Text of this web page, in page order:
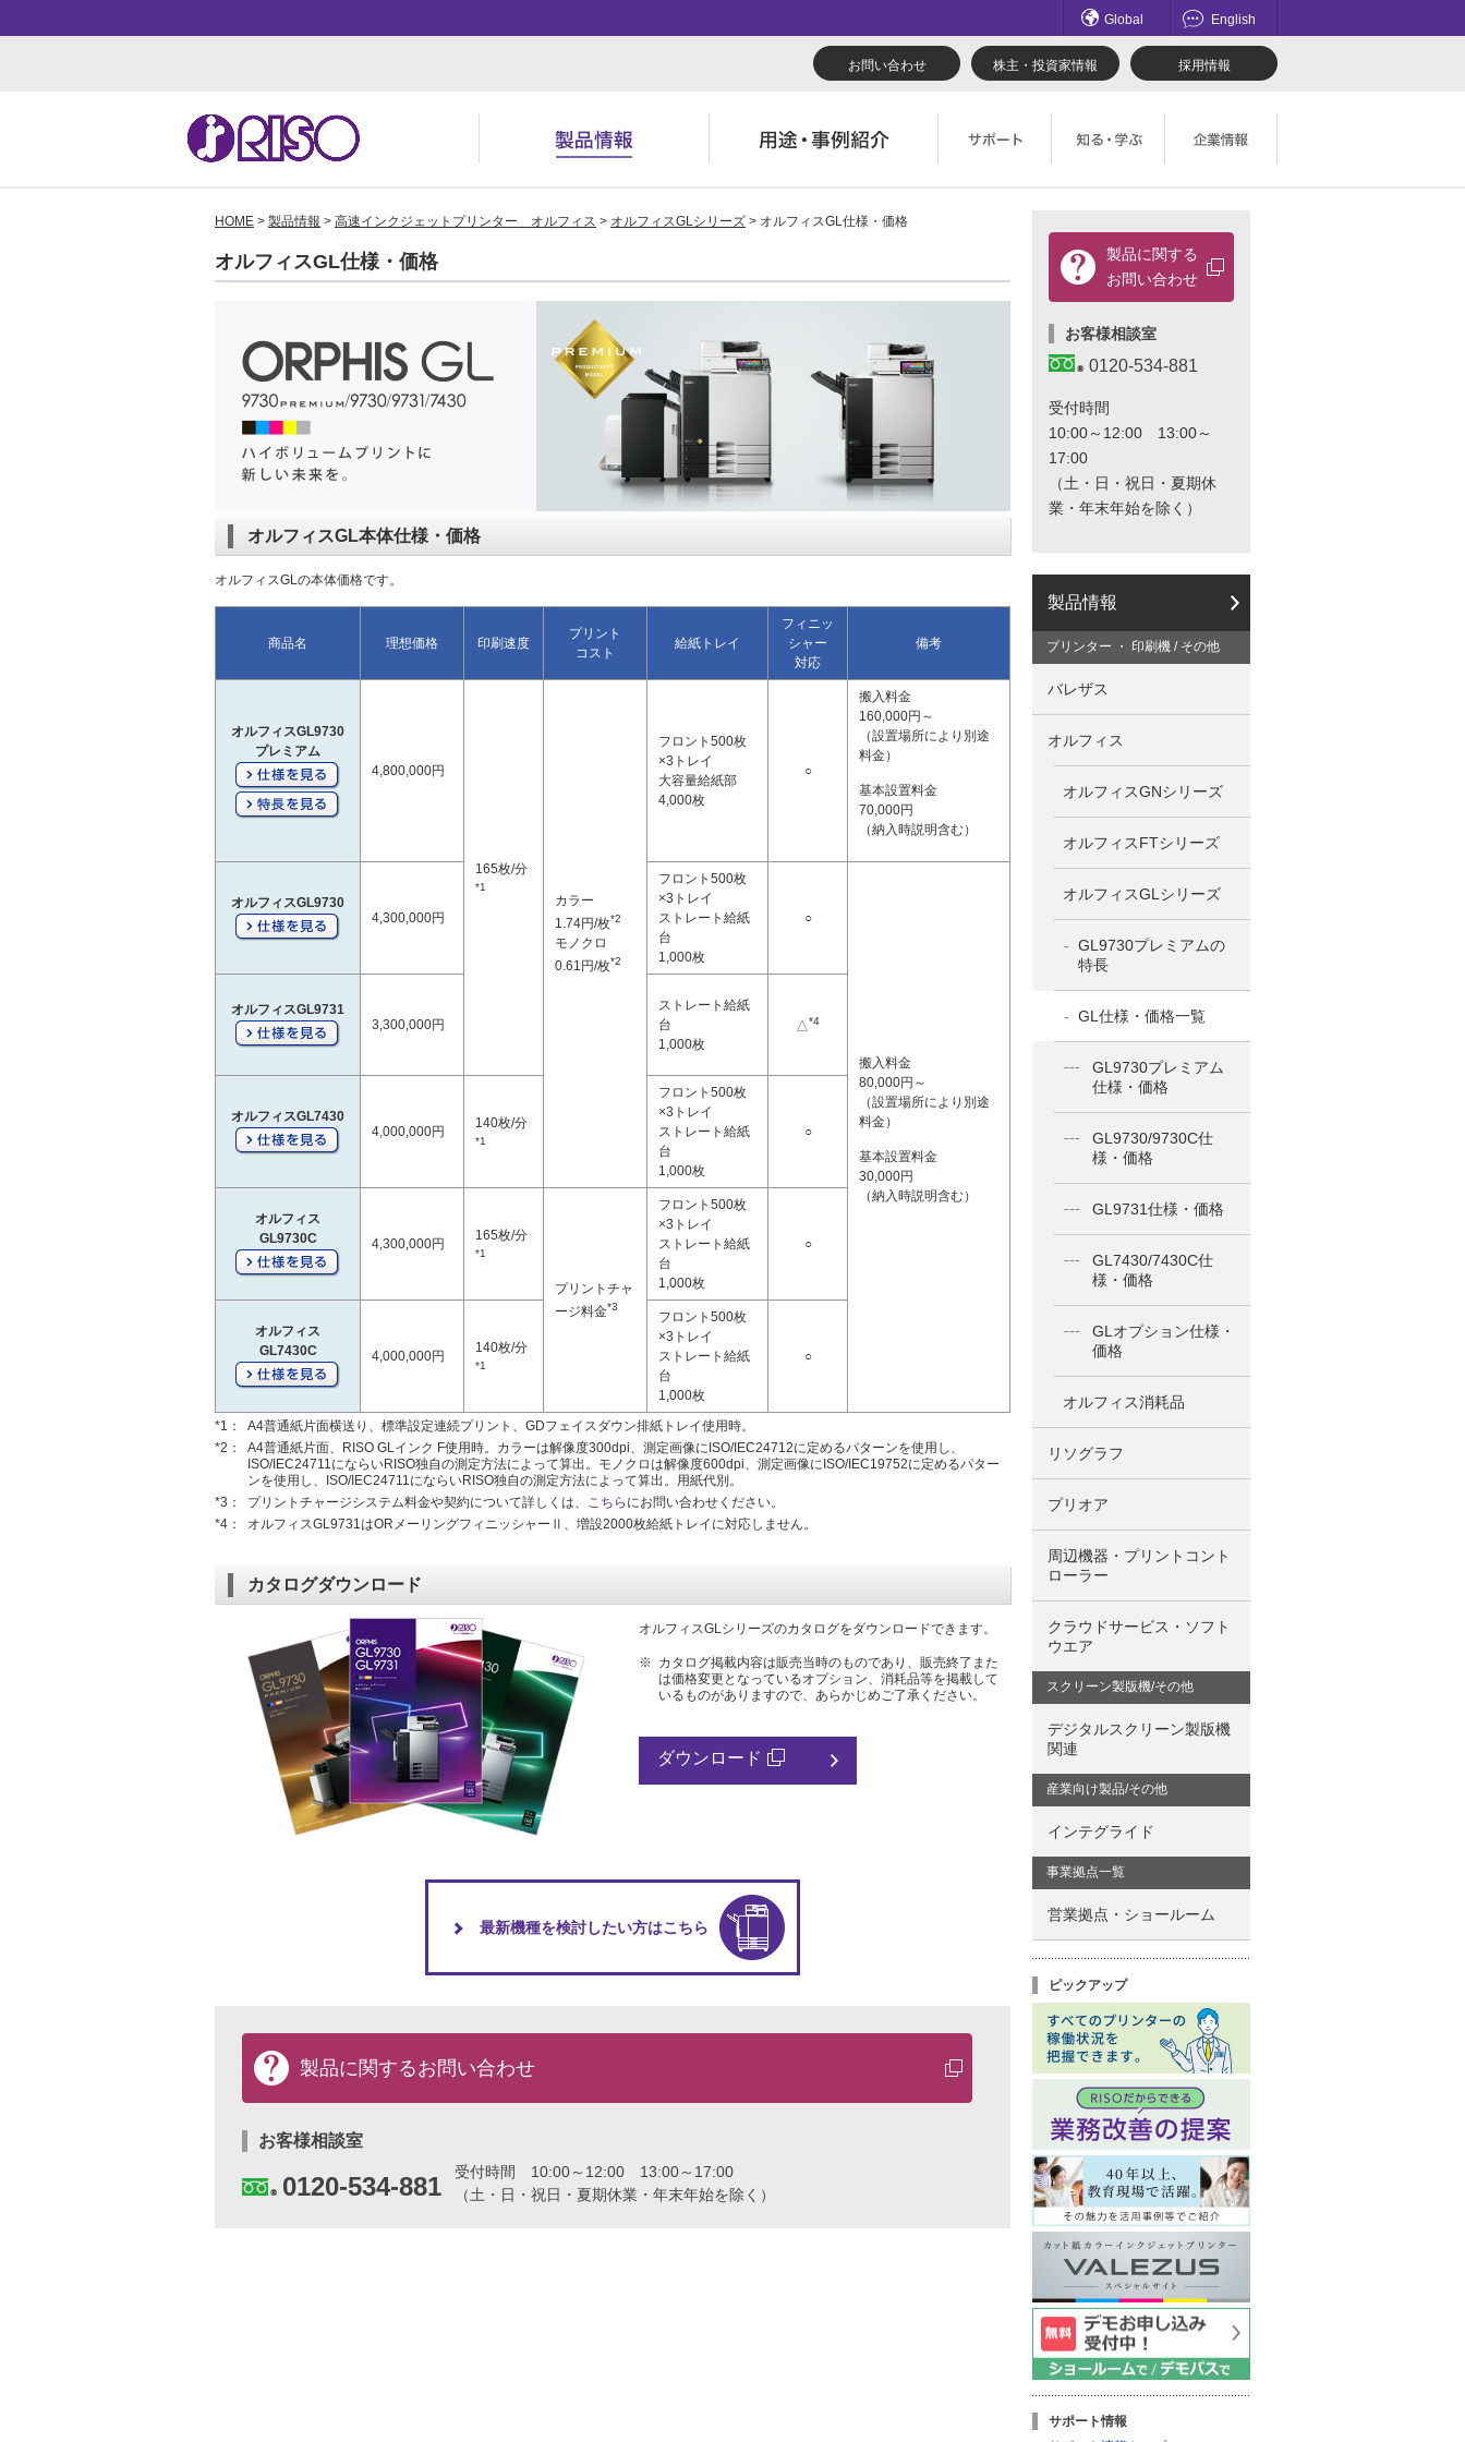
Global English
お問い合わせ 株主・投資家情報 採用情報
用途・事例紹介 トップ ソリューション 導入事例
お役立ち記事 素材ダウンロード
閉じる
サポート トップ よくあるご質問（FAQ） 製品についてのお問い合わせ一覧
ダウンロード 消耗品情報
閉じる
知る・学ぶTOP かんたん会社案内 広報誌『理想の詩』 理想科学のものづくり
数字でわかる理想科学 RISO ART 鹿島アントラーズ応援サイト
閉じる
企業情報TOP ごあいさつ 会社概要 マネジメント
事業拠点一覧 あゆみ 採用情報
株主・投資家情報 社会とのかかわり
HOME > 製品情報 > 高速インクジェットプリンター オルフィス > オルフィスGLシリーズ > オルフィスGL仕様・価格
オルフィスGL仕様・価格
オルフィスGL本体仕様・価格
オルフィスGLの本体価格です。
商品名 理想価格 印刷速度
プリント
コスト
給紙トレイ
フィニッ
シャー
対応
備考
オルフィスGL9730
プレミアム
4,800,000円
165枚/分
*1
カラー
1.74円/枚*2
モノクロ
0.61円/枚*2
フロント500枚
×3トレイ
大容量給紙部
4,000枚
○
搬入料金
160,000円～
（設置場所により別途
料金）
基本設置料金
70,000円
（納入時説明含む）
オルフィスGL9730
4,300,000円
フロント500枚
×3トレイ
ストレート給紙
台
1,000枚
○
搬入料金
80,000円～
（設置場所により別途
料金）
基本設置料金
30,000円
（納入時説明含む）
オルフィスGL9731
3,300,000円
ストレート給紙
台
1,000枚
△*4
オルフィスGL7430
4,000,000円
140枚/分
*1
フロント500枚
×3トレイ
ストレート給紙
台
1,000枚
○
オルフィス
GL9730C
4,300,000円
165枚/分
*1
プリントチャ
ージ料金*3
フロント500枚
×3トレイ
ストレート給紙
台
1,000枚
○
オルフィス
GL7430C
4,000,000円
140枚/分
*1
フロント500枚
×3トレイ
ストレート給紙
台
1,000枚
○
*1：
A4普通紙片面横送り、標準設定連続プリント、GDフェイスダウン排紙トレイ使用時。
*2：
A4普通紙片面、RISO GLインク F使用時。カラーは解像度300dpi、測定画像にISO/IEC24712に定めるパターンを使用し、
ISO/IEC24711にならいRISO独自の測定方法によって算出。モノクロは解像度600dpi、測定画像にISO/IEC19752に定めるパター
ンを使用し、ISO/IEC24711にならいRISO独自の測定方法によって算出。用紙代別。
*3：
プリントチャージシステム料金や契約について詳しくは、 こちら にお問い合わせください。
*4：
オルフィスGL9731はORメーリングフィニッシャーⅡ、増設2000枚給紙トレイに対応しません。
カタログダウンロード
オルフィスGLシリーズのカタログをダウンロードできます。
※ カタログ掲載内容は販売当時のものであり、販売終了また
は価格変更となっているオプション、消耗品等を掲載して
いるものがありますので、あらかじめご了承ください。
ダウンロード
最新機種を検討したい方はこちら
製品に関するお問い合わせ
お客様相談室
0120-534-881 受付時間 10:00～12:00 13:00～17:00
（土・日・祝日・夏期休業・年末年始を除く）
製品に関する
お問い合わせ
お客様相談室
0120-534-881
受付時間
10:00～12:00 13:00～
17:00
（土・日・祝日・夏期休
業・年末年始を除く）
製品情報
プリンター ・ 印刷機 / その他
バレザス
オルフィス
オルフィスGNシリーズ
オルフィスFTシリーズ
オルフィスGLシリーズ
GL9730プレミアムの
特長
GL仕様・価格一覧
GL9730プレミアム
仕様・価格
GL9730/9730C仕
様・価格
GL9731仕様・価格
GL7430/7430C仕
様・価格
GLオプション仕様・
価格
オルフィス消耗品
リソグラフ
プリオア
周辺機器・プリントコント
ローラー
クラウドサービス・ソフト
ウエア
スクリーン製版機/その他
デジタルスクリーン製版機
関連
産業向け製品/その他
インテグライド
事業拠点一覧
営業拠点・ショールーム
ピックアップ
サポート情報